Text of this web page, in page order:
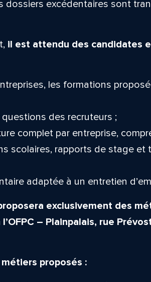
dossiers excédentaires sont
il est attendu des candidates
les formations
des recruteurs ;
complet par entreprise,
scolaires, rapports de stage et
adaptée à un entretien
exclusivement des
– Plainpalais, rue
proposés :